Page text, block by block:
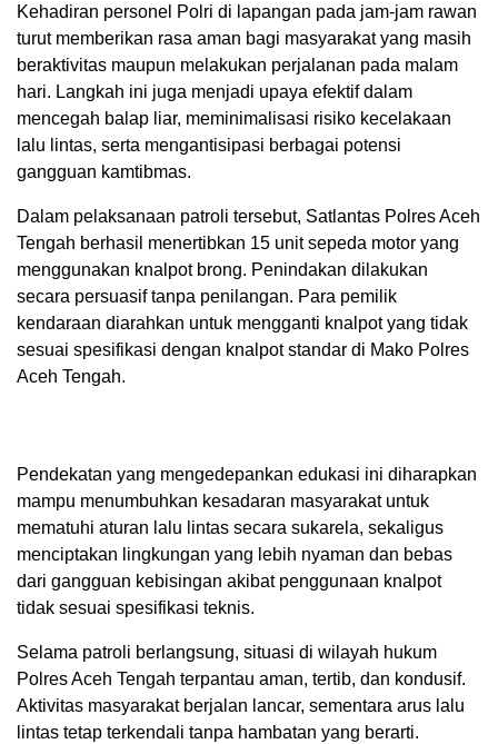
Kehadiran personel Polri di lapangan pada jam-jam rawan
turut memberikan rasa aman bagi masyarakat yang masih
beraktivitas maupun melakukan perjalanan pada malam
hari. Langkah ini juga menjadi upaya efektif dalam
mencegah balap liar, meminimalisasi risiko kecelakaan
lalu lintas, serta mengantisipasi berbagai potensi
gangguan kamtibmas.
Dalam pelaksanaan patroli tersebut, Satlantas Polres Aceh
Tengah berhasil menertibkan 15 unit sepeda motor yang
menggunakan knalpot brong. Penindakan dilakukan
secara persuasif tanpa penilangan. Para pemilik
kendaraan diarahkan untuk mengganti knalpot yang tidak
sesuai spesifikasi dengan knalpot standar di Mako Polres
Aceh Tengah.
Pendekatan yang mengedepankan edukasi ini diharapkan
mampu menumbuhkan kesadaran masyarakat untuk
mematuhi aturan lalu lintas secara sukarela, sekaligus
menciptakan lingkungan yang lebih nyaman dan bebas
dari gangguan kebisingan akibat penggunaan knalpot
tidak sesuai spesifikasi teknis.
Selama patroli berlangsung, situasi di wilayah hukum
Polres Aceh Tengah terpantau aman, tertib, dan kondusif.
Aktivitas masyarakat berjalan lancar, sementara arus lalu
lintas tetap terkendali tanpa hambatan yang berarti.